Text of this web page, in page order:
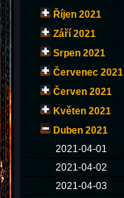
Říjen 2021
Září 2021
Srpen 2021
Červenec 2021
Červen 2021
Květen 2021
Duben 2021
2021-04-01
2021-04-02
2021-04-03